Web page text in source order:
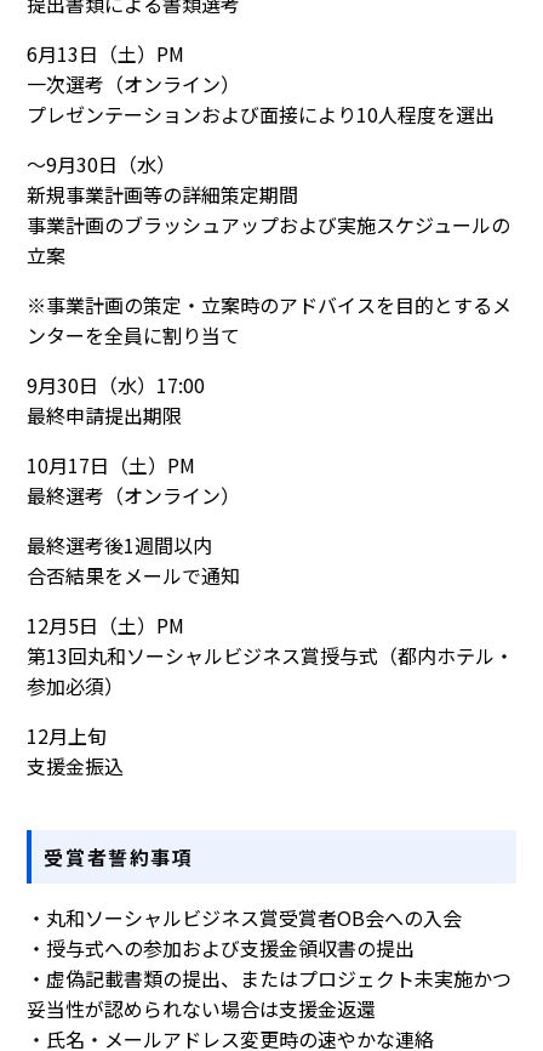
6月13日（土）PM
一次選考（オンライン）
プレゼンテーションおよび面接により10人程度を選出
〜9月30日（水）
新規事業計画等の詳細策定期間
事業計画のブラッシュアップおよび実施スケジュールの
立案
※事業計画の策定・立案時のアドバイスを目的とするメ
ンターを全員に割り当て
9月30日（水）17:00
最終申請提出期限
10月17日（土）PM
最終選考（オンライン）
最終選考後1週間以内
合否結果をメールで通知
12月5日（土）PM
第13回丸和ソーシャルビジネス賞授与式（都内ホテル・
参加必須）
12月上旬
支援金振込
受賞者誓約事項
・丸和ソーシャルビジネス賞受賞者OB会への入会
・授与式への参加および支援金領収書の提出
・虚偽記載書類の提出、またはプロジェクト未実施かつ
妥当性が認められない場合は支援金返還
・氏名・メールアドレス変更時の速やかな連絡